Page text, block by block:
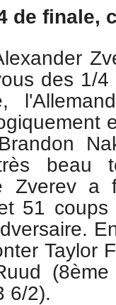
de finale,
des 1/
beau
Zverev a
51 coups
Taylor
6/2).